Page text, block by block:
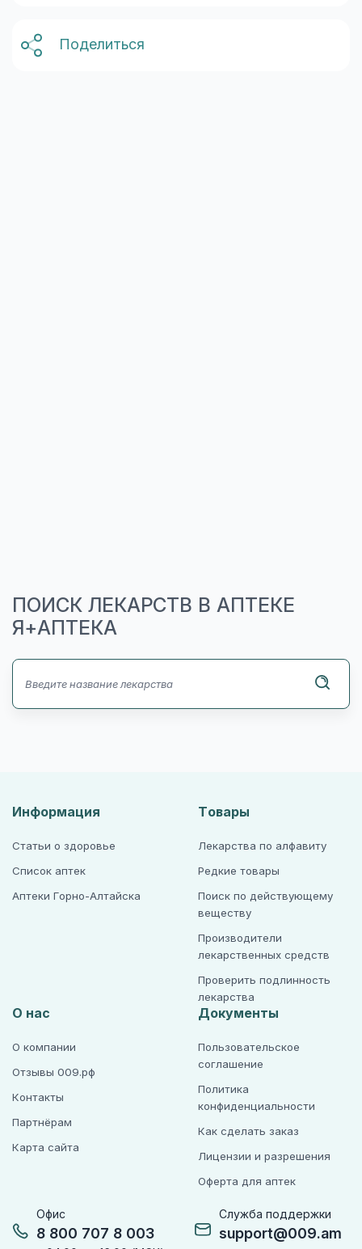
Поделиться
ПОИСК ЛЕКАРСТВ В АПТЕКЕ
Я+АПТЕКА
Офис
8 800 707 8 003
Служба поддержки
support@009.am
Информация
Статьи о здоровье
Список аптек
Аптеки Горно-Алтайска
Товары
Лекарства по алфавиту
Редкие товары
Поиск по действующему
веществу
Производители
лекарственных средств
Проверить подлинность
лекарства
О нас
О компании
Отзывы 009.рф
Контакты
Партнёрам
Карта сайта
Документы
Пользовательское
соглашение
Политика
конфиденциальности
Как сделать заказ
Лицензии и разрешения
Оферта для аптек